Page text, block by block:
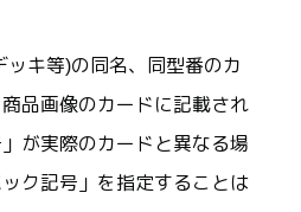
ッキ等)の同名、同型番のカ
品画像のカードに記載され
が実際のカードと異なる場
ク記号」を指定することは